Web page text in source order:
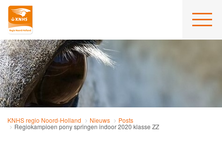
KNHS regio Noord-Holland Nieuws Posts
Regiokampioen pony springen indoor 2020 klasse ZZ